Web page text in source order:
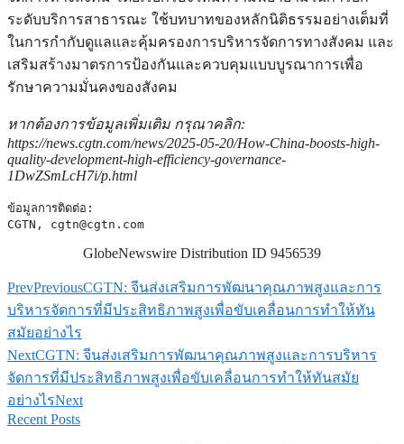
ระดับบริการสาธารณะ ใช้บทบาทของหลักนิติธรรมอย่างเต็มที่
ในการกำกับดูแลและคุ้มครองการบริหารจัดการทางสังคม และ
เสริมสร้างมาตรการป้องกันและควบคุมแบบบูรณาการเพื่อ
รักษาความมั่นคงของสังคม
หากต้องการข้อมูลเพิ่มเติม กรุณาคลิก:
https://news.cgtn.com/news/2025-05-20/How-China-boosts-high-
quality-development-high-efficiency-governance-
1DwZSmLcH7i/p.html
ข้อมูลการติดต่อ:
CGTN, cgtn@cgtn.com
GlobeNewswire Distribution ID 9456539
PrevPreviousCGTN: จีนส่งเสริมการพัฒนาคุณภาพสูงและการ
บริหารจัดการที่มีประสิทธิภาพสูงเพื่อขับเคลื่อนการทำให้ทัน
สมัยอย่างไร
NextCGTN: จีนส่งเสริมการพัฒนาคุณภาพสูงและการบริหาร
จัดการที่มีประสิทธิภาพสูงเพื่อขับเคลื่อนการทำให้ทันสมัย
อย่างไรNext
Recent Posts